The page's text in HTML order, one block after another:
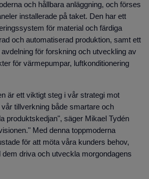
och hållbara anläggning, och förses
installerade på taket. Den har ett
för material och färdiga
och automatiserad produktion, samt ett
för forskning och utveckling av
för värmepumpar, luftkonditionering
är ett viktigt steg i vår strategi mot
vår tillverkning både smartare och
produktskedjan", säger Mikael Tydén
Med denna toppmoderna
för att möta våra kunders behov,
driva och utveckla morgondagens